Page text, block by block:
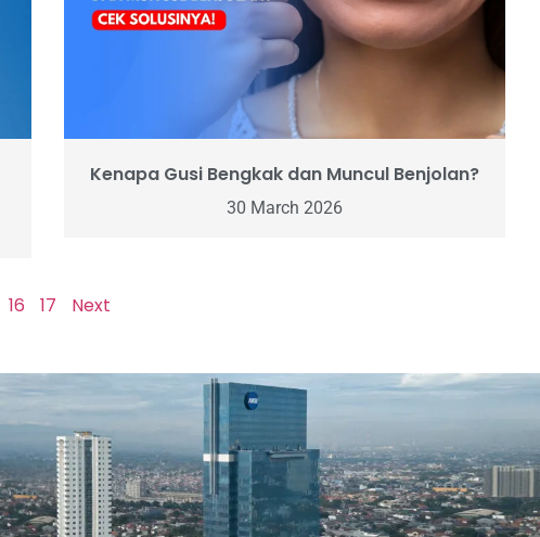
Kenapa Gusi Bengkak dan Muncul Benjolan?
30 March 2026
16 17 Next